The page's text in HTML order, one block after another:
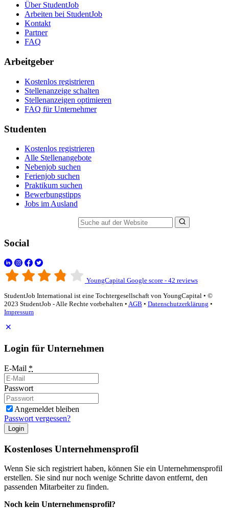
Über StudentJob
Arbeiten bei StudentJob
Kontakt
Partner
FAQ
Arbeitgeber
Kostenlos registrieren
Stellenanzeige schalten
Stellenanzeigen optimieren
FAQ für Unternehmer
Studenten
Kostenlos registrieren
Alle Stellenangebote
Nebenjob suchen
Ferienjob suchen
Praktikum suchen
Bewerbungstipps
Jobs im Ausland
Social
YoungCapital Google score - 42 reviews
StudentJob International ist eine Tochtergesellschaft von YoungCapital • ©
2023 StudentJob - Alle Rechte vorbehalten • AGB • Datenschutzerklärung •
Impressum
Login für Unternehmen
E-Mail *
Passwort
Angemeldet bleiben
Passwort vergessen?
Login
Kostenloses Unternehmensprofil
Wenn Sie sich registriert haben, können Sie ein Unternehmensprofil
erstellen. Sie sind nur noch wenige Schritte davon entfernt, den
passenden Mitarbeiter zu finden.
Noch kein Unternehmensprofil?